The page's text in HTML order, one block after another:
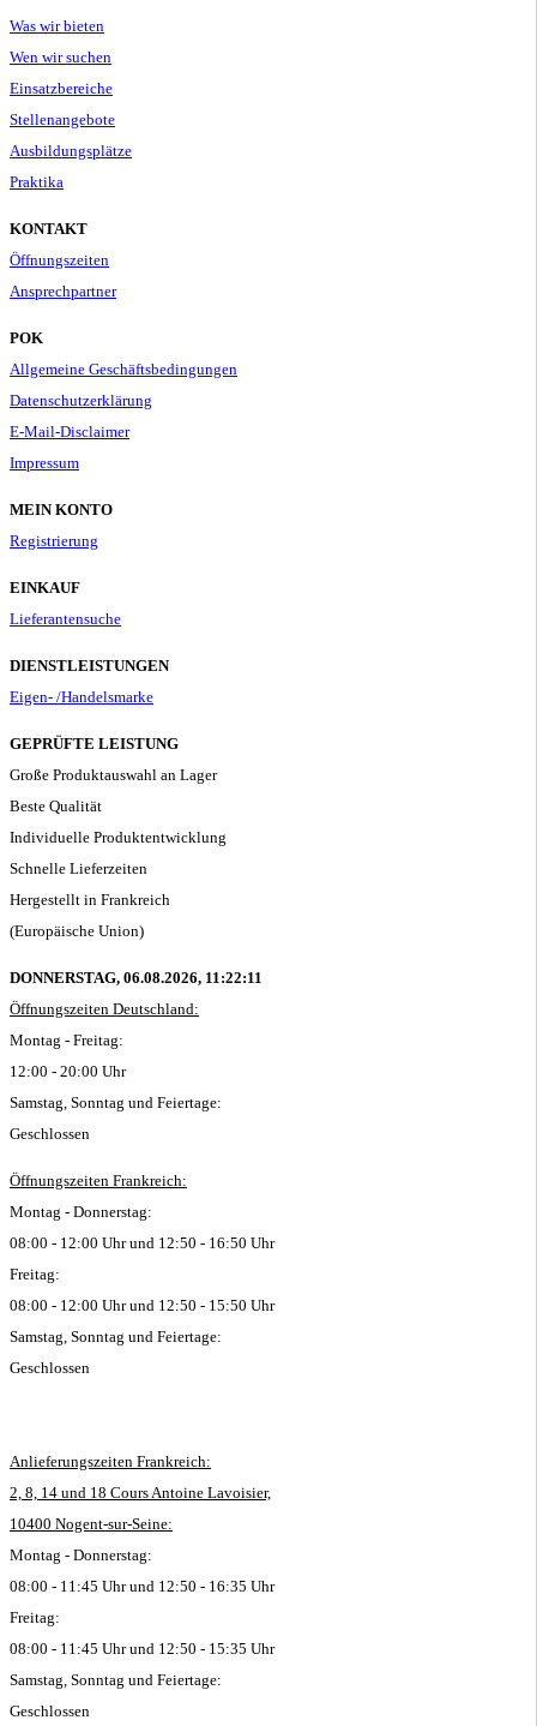
Was wir bieten
Wen wir suchen
Einsatzbereiche
Stellenangebote
Ausbildungsplätze
Praktika
KONTAKT
Öffnungszeiten
Ansprechpartner
POK
Allgemeine Geschäftsbedingungen
Datenschutzerklärung
E-Mail-Disclaimer
Impressum
MEIN KONTO
Registrierung
EINKAUF
Lieferantensuche
DIENSTLEISTUNGEN
Eigen- /Handelsmarke
GEPRÜFTE LEISTUNG
Große Produktauswahl an Lager
Beste Qualität
Individuelle Produktentwicklung
Schnelle Lieferzeiten
Hergestellt in Frankreich
(Europäische Union)
DONNERSTAG, 06.08.2026, 11:22:11
Öffnungszeiten Deutschland:
Montag - Freitag:
12:00 - 20:00 Uhr
Samstag, Sonntag und Feiertage:
Geschlossen
Öffnungszeiten Frankreich:
Montag - Donnerstag:
08:00 - 12:00 Uhr und 12:50 - 16:50 Uhr
Freitag:
08:00 - 12:00 Uhr und 12:50 - 15:50 Uhr
Samstag, Sonntag und Feiertage:
Geschlossen
Anlieferungszeiten Frankreich:
2, 8, 14 und 18 Cours Antoine Lavoisier,
10400 Nogent-sur-Seine:
Montag - Donnerstag:
08:00 - 11:45 Uhr und 12:50 - 16:35 Uhr
Freitag:
08:00 - 11:45 Uhr und 12:50 - 15:35 Uhr
Samstag, Sonntag und Feiertage:
Geschlossen